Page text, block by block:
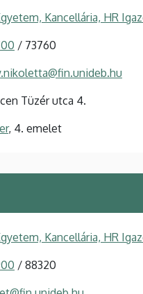
Kancellária, HR
/ 73760
Tüzér utca 4.
, 4. emelet
Kancellária, HR
/ 88320